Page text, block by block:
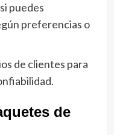
puedes
preferencias o
de clientes para
de